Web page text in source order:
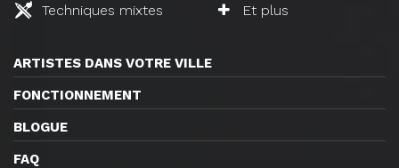
Techniques mixtes
Et plus
ARTISTES DANS VOTRE VILLE
FONCTIONNEMENT
BLOGUE
FAQ